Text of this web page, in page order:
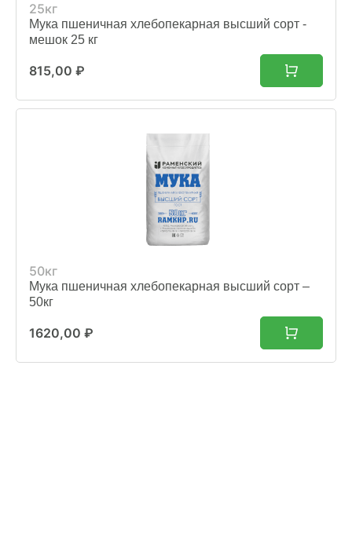
25кг
Мука пшеничная хлебопекарная высший сорт -
мешок 25 кг
815,00 ₽
50кг
Мука пшеничная хлебопекарная высший сорт –
50кг
1620,00 ₽